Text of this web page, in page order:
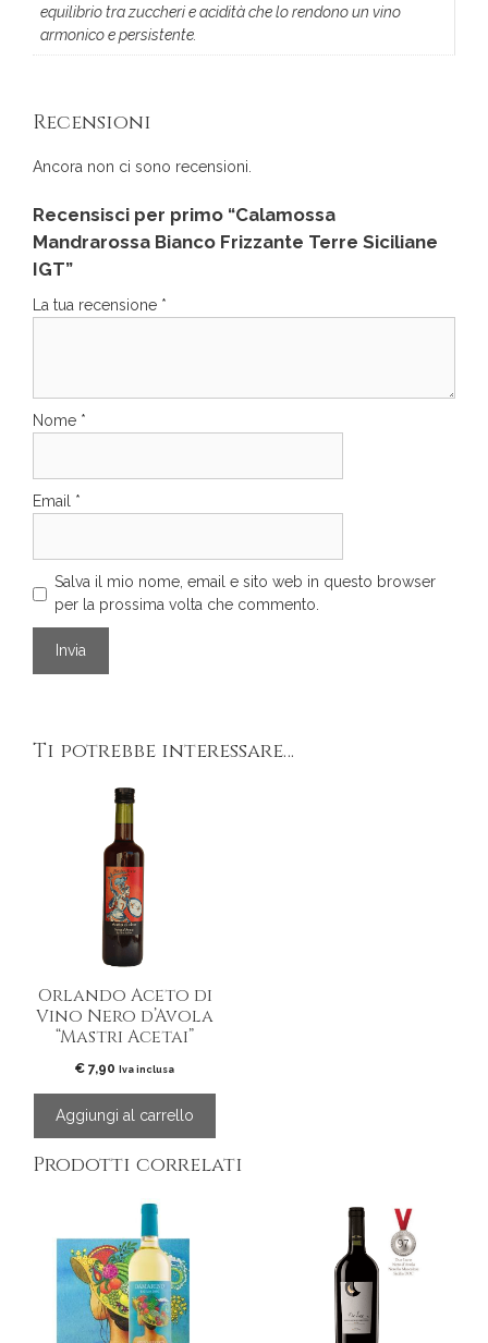
equilibrio tra zuccheri e acidità che lo rendono un vino
armonico e persistente.
Recensioni
Ancora non ci sono recensioni.
Recensisci per primo “Calamossa
Mandrarossa Bianco Frizzante Terre Siciliane
IGT”
La tua recensione *
Nome *
Email *
Salva il mio nome, email e sito web in questo browser
per la prossima volta che commento.
Ti potrebbe interessare…
Orlando Aceto di
Vino Nero d’Avola
“Mastri Acetai”
€ 7,90 Iva inclusa
Aggiungi al carrello
Prodotti correlati